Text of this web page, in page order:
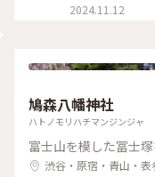
2024.11.12
鳩森八幡神社
ハトノモリハチマンジンジャ
富士山を模した冨士
渋谷・原宿・青山・表